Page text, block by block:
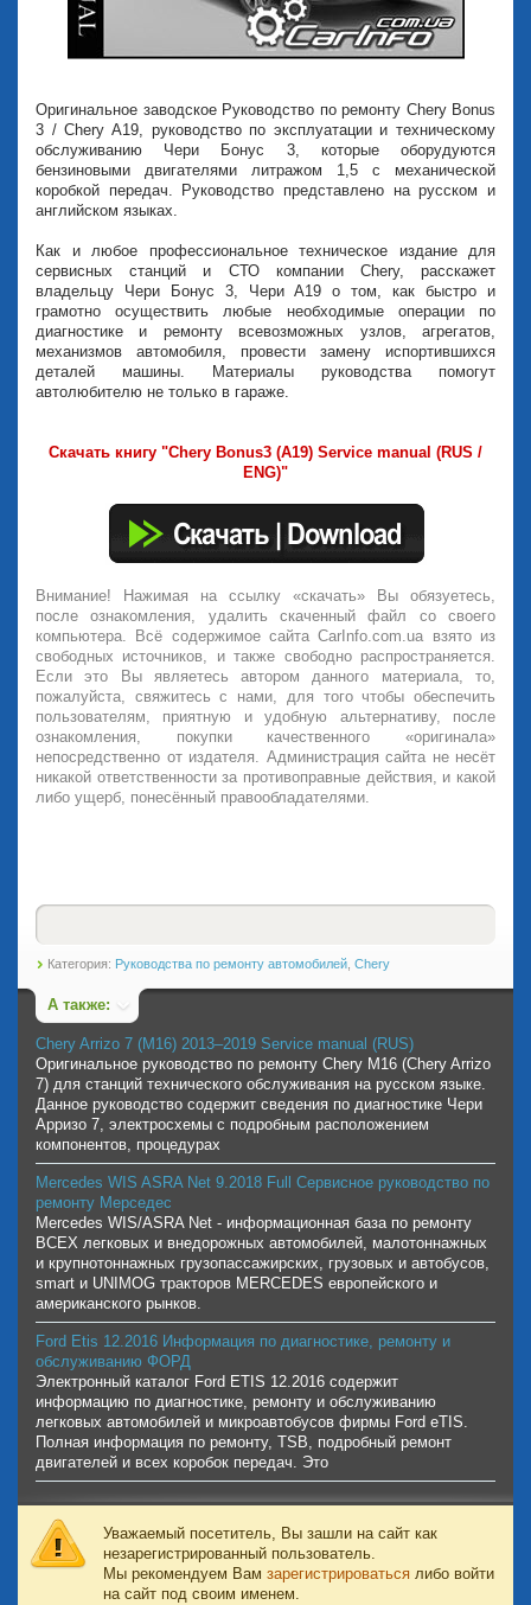
Оригинальное заводское Руководство по ремонту Chery Bonus
3 / Chery A19, руководство по эксплуатации и техническому
обслуживанию Чери Бонус 3, которые оборудуются
бензиновыми двигателями литражом 1,5 с механической
коробкой передач. Руководство представлено на русском и
английском языках.
Как и любое профессиональное техническое издание для
сервисных станций и СТО компании Chery, расскажет
владельцу Чери Бонус 3, Чери А19 о том, как быстро и
грамотно осуществить любые необходимые операции по
диагностике и ремонту всевозможных узлов, агрегатов,
механизмов автомобиля, провести замену испортившихся
деталей машины. Материалы руководства помогут
автолюбителю не только в гараже.
Скачать книгу "Chery Bonus3 (A19) Service manual (RUS /
ENG)"
Внимание! Нажимая на ссылку «скачать» Вы обязуетесь,
после ознакомления, удалить скаченный файл со своего
компьютера. Всё содержимое сайта CarInfo.com.ua взято из
свободных источников, и также свободно распространяется.
Если это Вы являетесь автором данного материала, то,
пожалуйста, свяжитесь с нами, для того чтобы обеспечить
пользователям, приятную и удобную альтернативу, после
ознакомления, покупки качественного «оригинала»
непосредственно от издателя. Администрация сайта не несёт
никакой ответственности за противоправные действия, и какой
либо ущерб, понесённый правообладателями.
Категория: Руководства по ремонту автомобилей Chery
А также:
Chery Arrizo 7 (M16) 2013–2019 Service manual (RUS)
Оригинальное руководство по ремонту Chery M16 (Chery Arrizo
7) для станций технического обслуживания на русском языке.
Данное руководство содержит сведения по диагностике Чери
Арризо 7, электросхемы с подробным расположением
компонентов, процедурах
Mercedes WIS ASRA Net 9.2018 Full Сервисное руководство по
ремонту Мерседес
Mercedes WIS/ASRA Net - информационная база по ремонту
ВСЕХ легковых и внедорожных автомобилей, малотоннажных
и крупнотоннажных грузопассажирских, грузовых и автобусов,
smart и UNIMOG тракторов MERCEDES европейского и
американского рынков.
Ford Etis 12.2016 Информация по диагностике, ремонту и
обслуживанию ФОРД
Электронный каталог Ford ETIS 12.2016 содержит
информацию по диагностике, ремонту и обслуживанию
легковых автомобилей и микроавтобусов фирмы Ford eTIS.
Полная информация по ремонту, TSB, подробный ремонт
двигателей и всех коробок передач. Это
Уважаемый посетитель, Вы зашли на сайт как
незарегистрированный пользователь.
Мы рекомендуем Вам зарегистрироваться либо войти
на сайт под своим именем.